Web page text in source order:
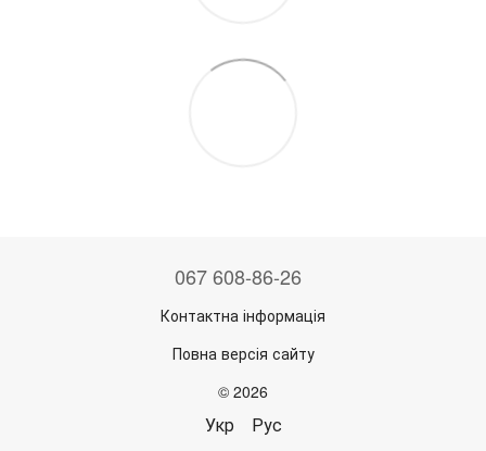
067 608-86-26
Контактна інформація
Повна версія сайту
© 2026
Укр Рус